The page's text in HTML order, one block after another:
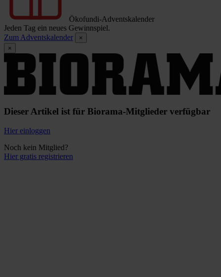
Ökofundi-Adventskalender
Jeden Tag ein neues Gewinnspiel.
Zum Adventskalender
×
×
Dieser Artikel ist für Biorama-Mitglieder verfügbar
Hier einloggen
Noch kein Mitglied?
Hier gratis registrieren